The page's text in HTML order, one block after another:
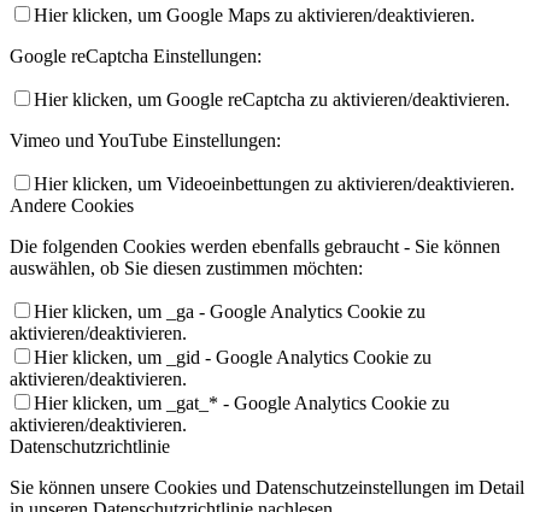
Hier klicken, um Google Maps zu aktivieren/deaktivieren.
Google reCaptcha Einstellungen:
Hier klicken, um Google reCaptcha zu aktivieren/deaktivieren.
Vimeo und YouTube Einstellungen:
Hier klicken, um Videoeinbettungen zu aktivieren/deaktivieren.
Andere Cookies
Die folgenden Cookies werden ebenfalls gebraucht - Sie können
auswählen, ob Sie diesen zustimmen möchten:
Hier klicken, um _ga - Google Analytics Cookie zu
aktivieren/deaktivieren.
Hier klicken, um _gid - Google Analytics Cookie zu
aktivieren/deaktivieren.
Hier klicken, um _gat_* - Google Analytics Cookie zu
aktivieren/deaktivieren.
Datenschutzrichtlinie
Sie können unsere Cookies und Datenschutzeinstellungen im Detail